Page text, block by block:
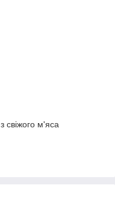
свіжого м'яса